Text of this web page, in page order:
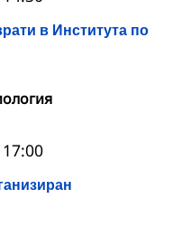
в Института по
17:00